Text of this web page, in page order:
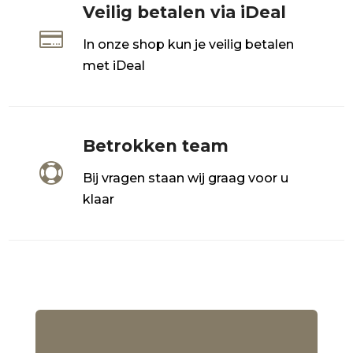

Veilig betalen via iDeal
In onze shop kun je veilig betalen
met iDeal

Betrokken team
Bij vragen staan wij graag voor u
klaar